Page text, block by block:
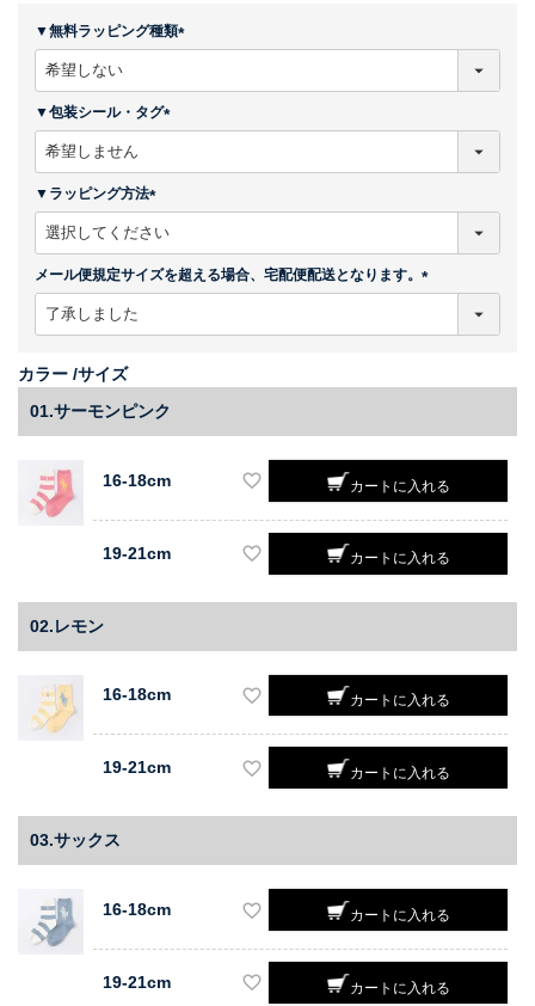
▼無料ラッピング種類
▼包装シール・タグ
▼ラッピング方法
必
)
メール便規定サイズを超える場合、宅配便配送となります。
カラー サイズ
01.サーモンピンク
16-18cm カートに入れる
19-21cm カートに入れる
02.レモン
16-18cm カートに入れる
19-21cm カートに入れる
03.サックス
16-18cm カートに入れる
19-21cm カートに入れる